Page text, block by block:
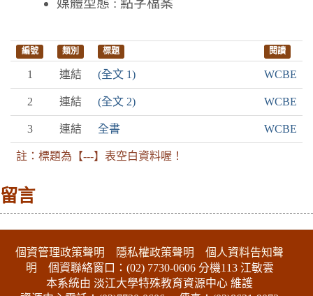
媒體型態 : 點字檔案
編號 類別 標題 閱讀
1 連結 (全文 1) WCBE
2 連結 (全文 2) WCBE
3 連結 全書 WCBE
註：標題為【---】表空白資料喔！
留言
個資管理政策聲明 隱私權政策聲明
個人資料告知聲
明 個資聯絡窗口：(02) 7730-0606 分機113 江敏雲
本系統由 淡江大學特殊教育資源中心 維護